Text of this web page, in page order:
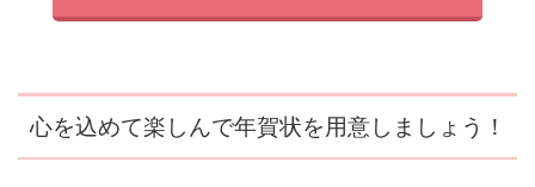
心を込めて楽しんで年賀状を用意しましょう！